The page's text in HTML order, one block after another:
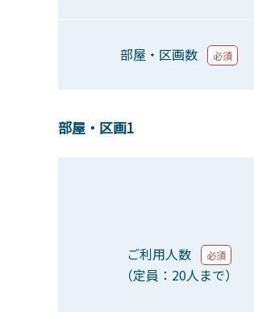
部屋・区画数 必須
部屋・区画1
ご利用人数 必須
（定員：20人まで）